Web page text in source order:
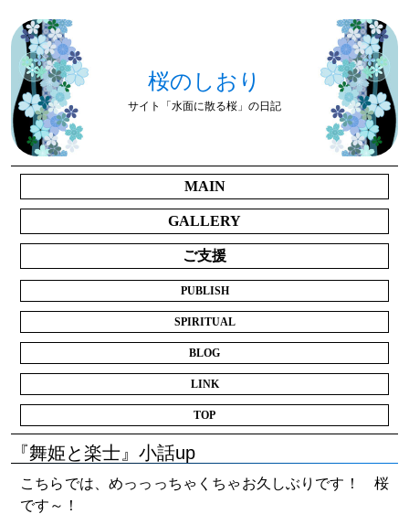
桜のしおり
サイト「水面に散る桜」の日記
MAIN
GALLERY
ご支援
PUBLISH
SPIRITUAL
BLOG
LINK
TOP
『舞姫と楽士』小話up
こちらでは、めっっっちゃくちゃお久しぶりです！ 桜
です～！